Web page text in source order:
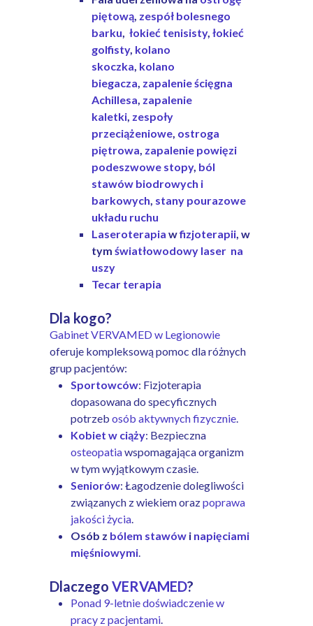
piętową, zespół bolesnego
barku, łokieć tenisisty, łokieć
golfisty, kolano
skoczka, kolano
biegacza, zapalenie ścięgna
Achillesa, zapalenie
kaletki, zespoły
przeciążeniowe, ostroga
piętrowa, zapalenie powięzi
podeszwowe stopy, ból
stawów biodrowych i
barkowych, stany pourazowe
układu ruchu
Laseroterapia wfizjoterapii, w
tym światłowodowy laser na
uszy
Tecar terapia
Dla kogo?
Gabinet VERVAMED w Legionowie
oferuje kompleksową pomoc dla różnych
grup pacjentów:
Sportowców: Fizjoterapia
dopasowana do specyficznych
potrzeb osób aktywnych fizycznie.
Kobiet w ciąży: Bezpieczna
osteopatiawspomagająca organizm
w tym wyjątkowym czasie.
Seniorów: Łagodzenie dolegliwości
związanych z wiekiem orazpoprawa
jakości życia.
Osób z bólem stawów i napięciami
mięśniowymi.
Dlaczego VERVAMED?
Ponad 9-letnie doświadczenie w
pracy z pacjentami.